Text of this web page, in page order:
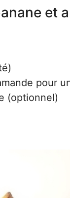
et
pour
(optionnel)